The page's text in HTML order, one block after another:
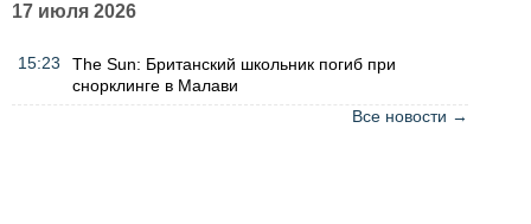
17 июля 2026
15:23
The Sun: Британский школьник погиб при
снорклинге в Малави
Все новости →